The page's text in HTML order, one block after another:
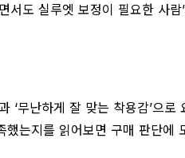
도 실루엣 보정이 필요한 사
‘무난하게 잘 맞는 착용감’
는지를 읽어보면 구매 판단